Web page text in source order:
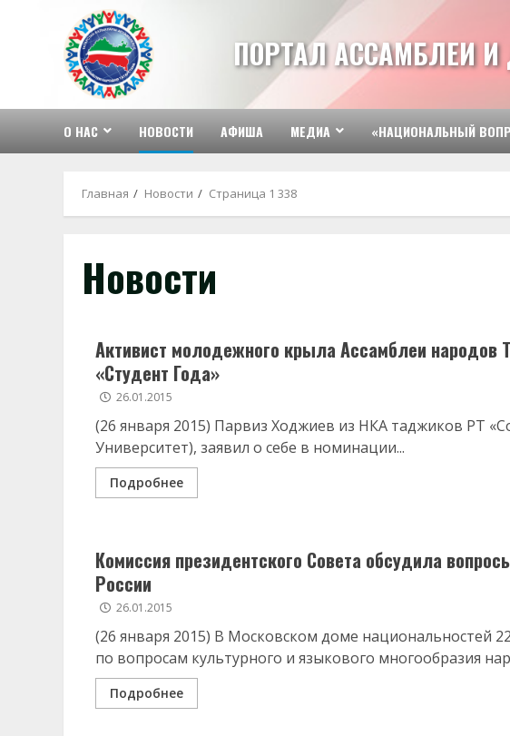
содержимому
ПОРТАЛ АССАМБЛЕИ
О НАС НОВОСТИ АФИША МЕДИА «НАЦИОНАЛЬНЫЙ
Главная Новости Страница 1 338
Новости
Активист молодежного крыла Ассамблеи народов
«Студент Года»
26.01.2015
(26 января 2015) Парвиз Ходжиев из НКА таджиков РТ
Университет), заявил о себе в номинации...
Подробнее
Комиссия президентского Совета обсудила
России
26.01.2015
(26 января 2015) В Московском доме национальностей
по вопросам культурного и языкового многообразия
Подробнее